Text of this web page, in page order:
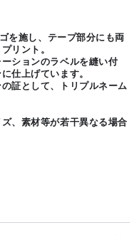
を施し、テープ部分にも両
リント。
ションのラベルを縫い付
仕上げています。
証として、トリプルネーム
、素材等が若干異なる場合